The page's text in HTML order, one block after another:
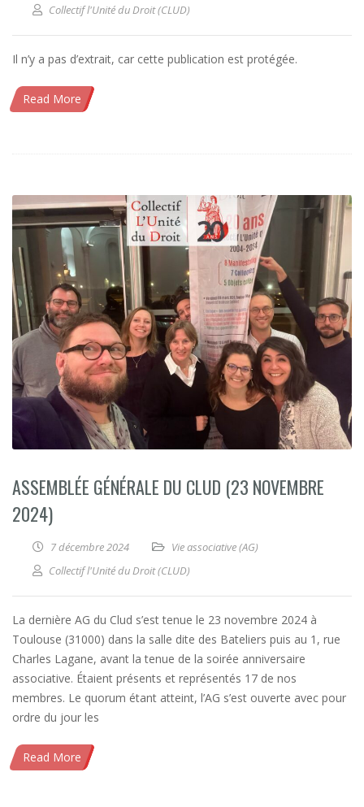
Collectif l'Unité du Droit (CLUD)
Il n’y a pas d’extrait, car cette publication est protégée.
Read More
ASSEMBLÉE GÉNÉRALE DU CLUD (23 NOVEMBRE
2024)
7 décembre 2024
Vie associative (AG)
Collectif l'Unité du Droit (CLUD)
La dernière AG du Clud s’est tenue le 23 novembre 2024 à
Toulouse (31000) dans la salle dite des Bateliers puis au 1, rue
Charles Lagane, avant la tenue de la soirée anniversaire
associative. Étaient présents et représentés 17 de nos
membres. Le quorum étant atteint, l’AG s’est ouverte avec pour
ordre du jour les
Read More